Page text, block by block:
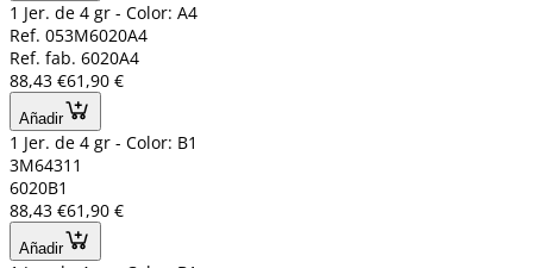
1 Jer. de 4 gr - Color: A4
Ref. 053M6020A4
Ref. fab. 6020A4
88,43 €61,90 €
Añadir
1 Jer. de 4 gr - Color: B1
3M64311
6020B1
88,43 €61,90 €
Añadir